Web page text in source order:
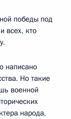
победы под
всех, кто
написано
Но такие
военной
народа,